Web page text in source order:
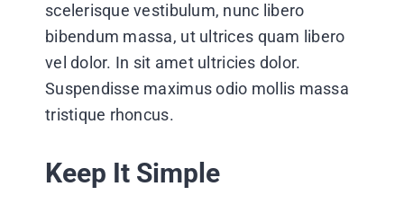
scelerisque vestibulum, nunc libero
bibendum massa, ut ultrices quam libero
vel dolor. In sit amet ultricies dolor.
Suspendisse maximus odio mollis massa
tristique rhoncus.
Keep It Simple